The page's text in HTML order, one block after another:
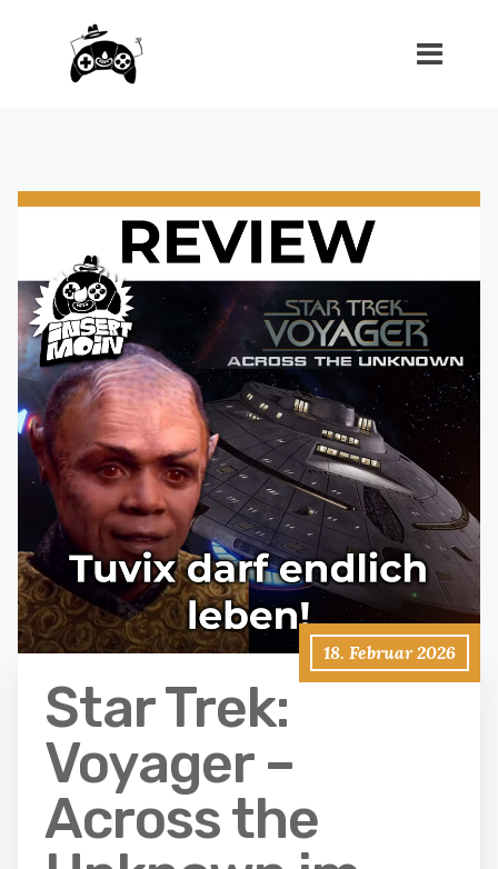
18. Februar 2026
Star Trek:
Voyager –
Across the